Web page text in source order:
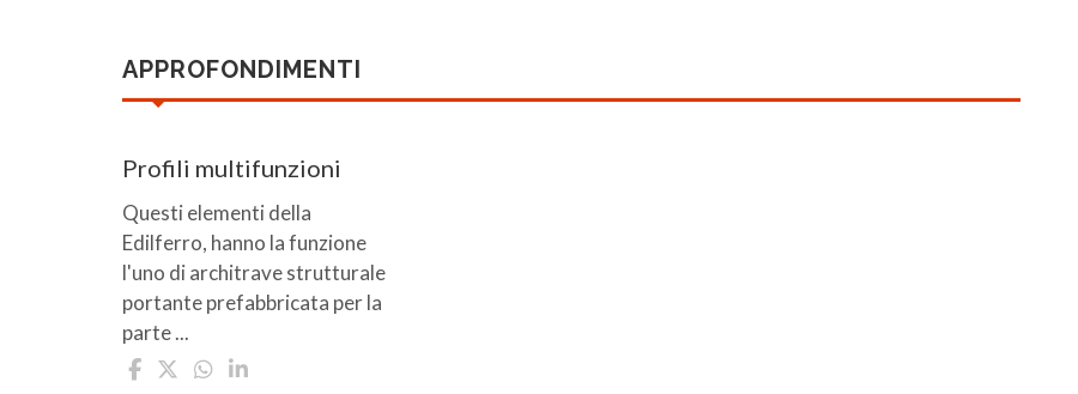
APPROFONDIMENTI
Profili multifunzioni
Questi elementi della
Edilferro, hanno la funzione
l'uno di architrave strutturale
portante prefabbricata per la
parte ...